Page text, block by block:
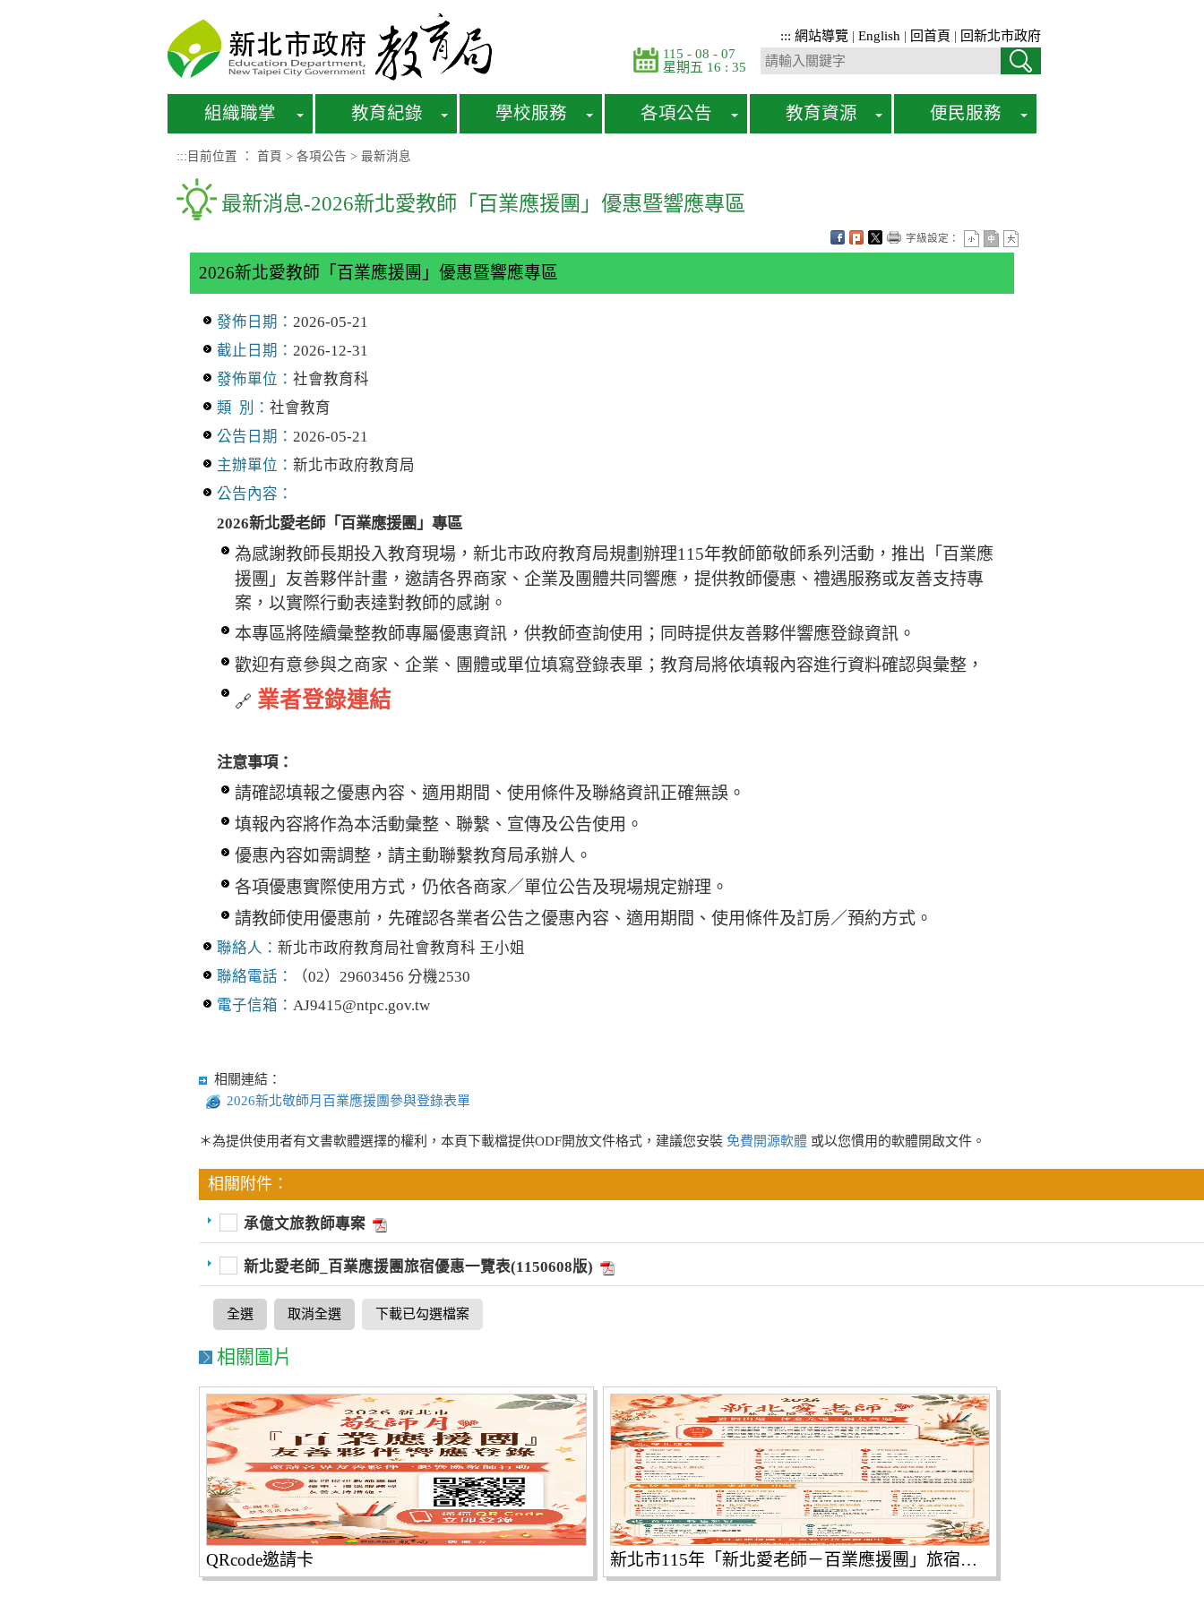
::: 網站導覽 | English | 回首頁 | 回新北市政府
115 - 08 - 07
星期五 16 : 35
組織職掌 教育紀錄 學校服務 各項公告 教育資源 便民服務
::: 目前位置 ： 首頁 > 各項公告 > 最新消息
最新消息-2026新北愛教師「百業應援團」優惠暨響應專區
字級設定：
2026新北愛教師「百業應援團」優惠暨響應專區
發佈日期： 2026-05-21
截止日期： 2026-12-31
發佈單位： 社會教育科
類 別： 社會教育
公告日期： 2026-05-21
主辦單位： 新北市政府教育局
公告內容：
2026新北愛老師「百業應援團」專區
為感謝教師長期投入教育現場，新北市政府教育局規劃辦理115年教師節敬師系列活動，推出「百業應
援團」友善夥伴計畫，邀請各界商家、企業及團體共同響應，提供教師優惠、禮遇服務或友善支持專
案，以實際行動表達對教師的感謝。
本專區將陸續彙整教師專屬優惠資訊，供教師查詢使用；同時提供友善夥伴響應登錄資訊。
歡迎有意參與之商家、企業、團體或單位填寫登錄表單；教育局將依填報內容進行資料確認與彙整，
🔗 業者登錄連結
注意事項：
請確認填報之優惠內容、適用期間、使用條件及聯絡資訊正確無誤。
填報內容將作為本活動彙整、聯繫、宣傳及公告使用。
優惠內容如需調整，請主動聯繫教育局承辦人。
各項優惠實際使用方式，仍依各商家／單位公告及現場規定辦理。
請教師使用優惠前，先確認各業者公告之優惠內容、適用期間、使用條件及訂房／預約方式。
聯絡人： 新北市政府教育局社會教育科 王小姐
聯絡電話：
（02）29603456 分機2530
電子信箱： AJ9415@ntpc.gov.tw
相關連結：
2026新北敬師月百業應援團參與登錄表單
＊為提供使用者有文書軟體選擇的權利，本頁下載檔提供ODF開放文件格式，建議您安裝 免費開源軟體 或以您慣用的軟體開啟文件。
相關附件：
承億文旅教師專案
新北愛老師_百業應援團旅宿優惠一覽表(1150608版)
全選 取消全選 下載已勾選檔案
相關圖片
QRcode邀請卡 新北市115年「新北愛老師－百業應援團」旅宿優惠圖卡，提供教師暑假出遊、休息充電及親友共遊參考。|優惠內容、適用期間及訂房方式依各業者公告為準。